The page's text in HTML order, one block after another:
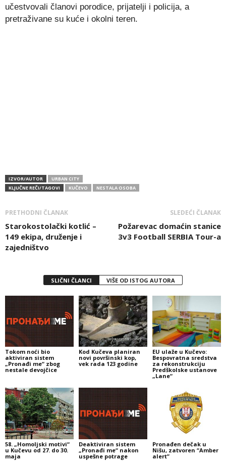
učestvovali članovi porodice, prijatelji i policija, a
pretraživane su kuće i okolni teren.
IZVOR/AUTOR
URBAN CITY
KLJUČNE REČI/TAGOVI
KUČEVO NESTALA OSOBA
PRETHODNI ČLANAK
Starokostolački kotlić –
149 ekipa, druženje i
zajedništvo
SLEDEĆI ČLANAK
Požarevac domaćin stanice
3v3 Football SERBIA Tour-a
SLIČNI ČLANCI VIŠE OD ISTOG AUTORA
Tokom noći bio
aktiviran sistem
„Pronađi me“ zbog
nestale devojčice
Kod Kučeva planiran
novi površinski kop,
vek rada 123 godine
EU ulaže u Kučevo:
Bespovratna sredstva
za rekonstrukciju
Predškolske ustanove
„Lane“
58. „Homoljski motivi“
u Kučevu od 27. do 30.
maja
Deaktiviran sistem
„Pronađi me“ nakon
uspešne potrage
Pronađen dečak u
Nišu, zatvoren “Amber
alert”